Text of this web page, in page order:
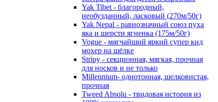
Yak Tibet - благородный,
необузданный, ласковый (270м/50г)
Yak Nepal - равнозначный союз пуха
яка и шерсти ягненка (175м/50г)
Vogue - мягчайший яркий супер кид
мохер на шёлке
Stripy - секционная, мягкая, прочная
для носков и не только
Millennium- однотонная, шелковистая,
прочная
Tweed Absolu - твидовая история из